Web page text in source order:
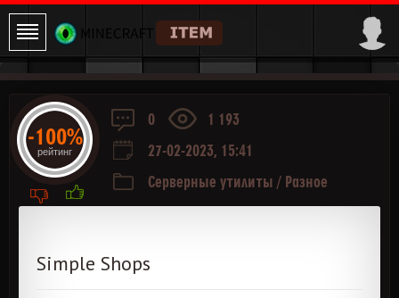
0
1 193
27-02-2023, 15:41
Серверные утилиты / Разное
Simple Shops
-100%
рейтинг